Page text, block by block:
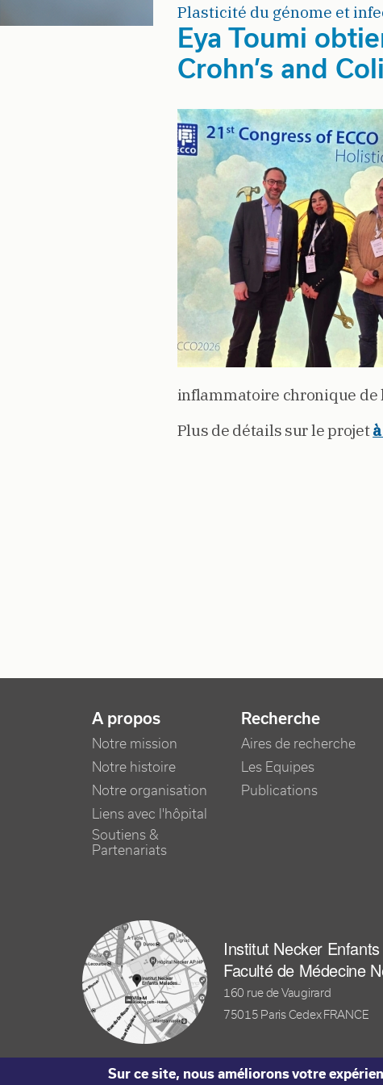
Plasticité du génome et
Eya Toumi
Crohn’s and
inflammatoire chronique de
Plus de détails sur le projet
NAVIGATION PRINCIPALE
A propos
Notre mission
Notre histoire
Notre organisation
Liens avec l'hôpital
Soutiens &
Partenariats
Recherche
Aires de recherche
Les Equipes
Publications
Institut Necker
Faculté de Médecine
160 rue de Vaugirard
75015 Paris Cedex FRANCE
Sur ce site, nous améliorons votre